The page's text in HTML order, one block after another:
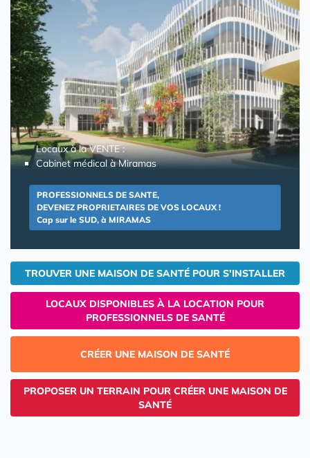
Locaux à la VENTE :
Cabinet médical à Miramas
PROFESSIONNELS DE SANTE,
DEVENEZ PROPRIETAIRES DE VOS LOCAUX !
Cap sur le SUD, à MIRAMAS
TROUVER UNE MAISON DE SANTÉ POUR S'INSTALLER
LOCAUX DISPONIBLES À LA LOCATION POUR
PROFESSIONNELS DE SANTÉ
CRÉER UNE MAISON DE SANTÉ
PROPOSER UN TERRAIN POUR CRÉER UNE MAISON DE
SANTÉ